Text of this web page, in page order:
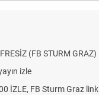
(FB STURM GRAZ)
izle
İZLE, FB Sturm Graz link